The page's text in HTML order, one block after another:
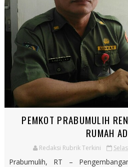
PEMKOT PRABUMULIH
RUMAH
Redaksi Rubrik Terkini
Prabumulih, RT –